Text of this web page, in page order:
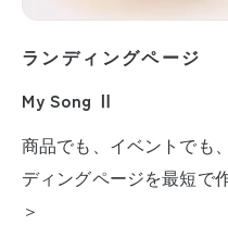
ランディングページ
My Song Ⅱ
商品でも、イベントでも
ディングページを最短で
＞